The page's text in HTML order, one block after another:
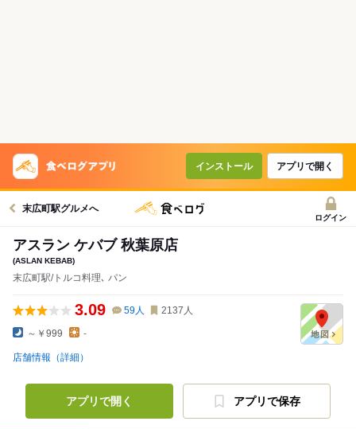
インストール アプリで開く
末広町駅グルメへ
ログイン
アスラン ケバブ 秋葉原店
(ASLAN KEBAB)
末広町駅/トルコ料理､ パン
3.09 59人 2137 人
～￥999 -
店舗情報（詳細）
アプリで開く アプリで保存